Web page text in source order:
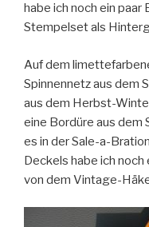
habe ich noch ein paar
Stempelset als
Auf dem
Spinnennetz aus dem
aus dem Herbst-
eine Bordüre aus dem
es in der Sale-a-
Deckels habe ich
von dem Vintage-